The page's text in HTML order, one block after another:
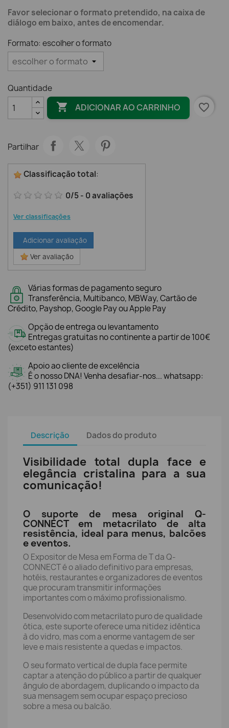
Favor selecionar o formato pretendido, na caixa de
diálogo em baixo, antes de encomendar.
Formato: escolher o formato
Quantidade
 ADICIONAR AO CARRINHO favorite_border
Partilhar
Classificação total:
0/5- 0avaliações
Ver classificações
Adicionar avaliação
Ver avaliação
Várias formas de pagamento seguro
Transferência, Multibanco, MBWay, Cartão de
Crédito, Payshop, Google Pay ou Apple Pay
Opção de entrega ou levantamento
Entregas gratuitas no continente a partir de 100€
(exceto estantes)
Apoio ao cliente de excelência
É o nosso DNA! Venha desafiar-nos... whatsapp:
(+351) 911 131 098
Descrição Dados do produto
Visibilidade total dupla face e
elegância cristalina para a sua
comunicação!
O suporte de mesa original Q-
CONNECT em metacrilato de alta
resistência, ideal para menus, balcões
e eventos.
O Expositor de Mesa em Forma de T da Q-
CONNECT é o aliado definitivo para empresas,
hotéis, restaurantes e organizadores de eventos
que procuram transmitir informações
importantes com o máximo profissionalismo.
Desenvolvido com metacrilato puro de qualidade
ótica, este suporte oferece uma nitidez idêntica
à do vidro, mas com a enorme vantagem de ser
leve e mais resistente a quedas e impactos.
O seu formato vertical de dupla face permite
captar a atenção do público a partir de qualquer
ângulo de abordagem, duplicando o impacto da
sua mensagem sem ocupar espaço precioso
sobre a mesa ou balcão.